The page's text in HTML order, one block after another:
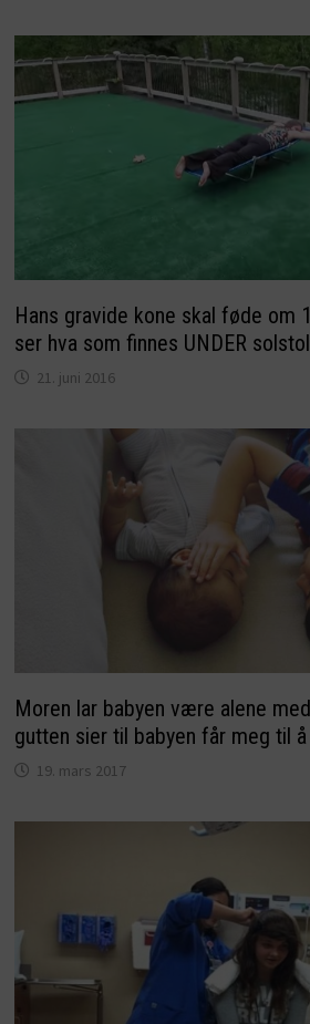
Hans gravide kone skal føde om
ser hva som finnes UNDER
21. juni 2016
Moren lar babyen være alene
gutten sier til babyen får meg til
19. mars 2017